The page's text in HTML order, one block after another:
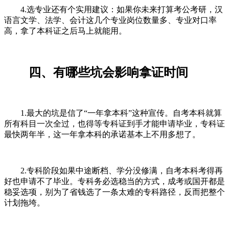
4.选专业还有个实用建议：如果你未来打算考公考研，汉
语言文学、法学、会计这几个专业岗位数量多、专业对口率
高，拿了本科证之后马上就能用。
四、有哪些坑会影响拿证时间
1.最大的坑是信了“一年拿本科”这种宣传。自考本科就算
所有科目一次全过，也得等专科证到手才能申请毕业，专科证
最快两年半，这一年拿本科的承诺基本上不用多想了。
2.专科阶段如果中途断档、学分没修满，自考本科考得再
好也申请不了毕业。专科务必选稳当的方式，成考或国开都是
稳妥选项，别为了省钱选了一条太难的专科路径，反而把整个
计划拖垮。